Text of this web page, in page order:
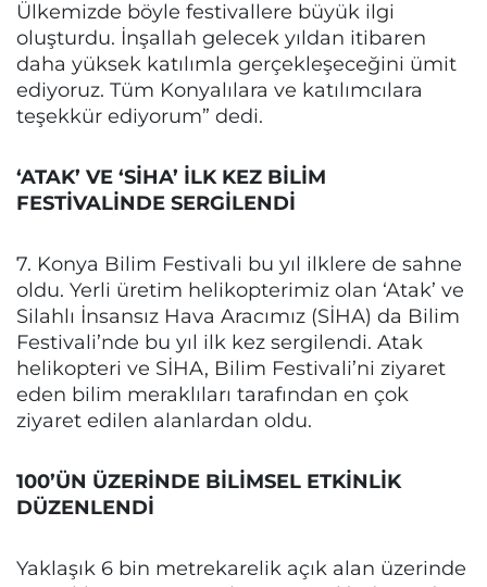
Ülkemizde böyle festivallere büyük ilgi
oluşturdu. İnşallah gelecek yıldan itibaren
daha yüksek katılımla gerçekleşeceğini ümit
ediyoruz. Tüm Konyalılara ve katılımcılara
teşekkür ediyorum” dedi.
‘ATAK’ VE ‘SİHA’ İLK KEZ BİLİM
FESTİVALİNDE SERGİLENDİ
7. Konya Bilim Festivali bu yıl ilklere de sahne
oldu. Yerli üretim helikopterimiz olan ‘Atak’ ve
Silahlı İnsansız Hava Aracımız (SİHA) da Bilim
Festivali’nde bu yıl ilk kez sergilendi. Atak
helikopteri ve SİHA, Bilim Festivali’ni ziyaret
eden bilim meraklıları tarafından en çok
ziyaret edilen alanlardan oldu.
100’ÜN ÜZERİNDE BİLİMSEL ETKİNLİK
DÜZENLENDİ
Yaklaşık 6 bin metrekarelik açık alan üzerinde